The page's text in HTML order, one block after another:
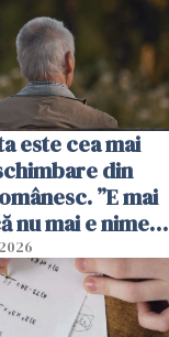
este cea mai
din
”E mai
nu mai e nimeni
prin jur”